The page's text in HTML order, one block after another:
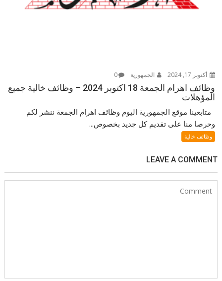
أكتوبر 17, 2024 الجمهورية 0
وظائف اهرام الجمعة 18 اكتوبر 2024 – وظائف خالية جميع
المؤهلات
متابعينا موقع الجمهورية اليوم وظائف اهرام الجمعة ننشر لكم
وحرصا منا على تقديم كل جديد بخصوص...
وظائف خالية
LEAVE A COMMENT